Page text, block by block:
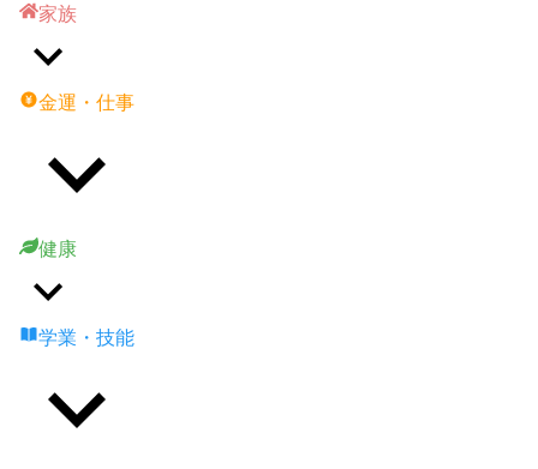
家族
金運・仕事
健康
学業・技能